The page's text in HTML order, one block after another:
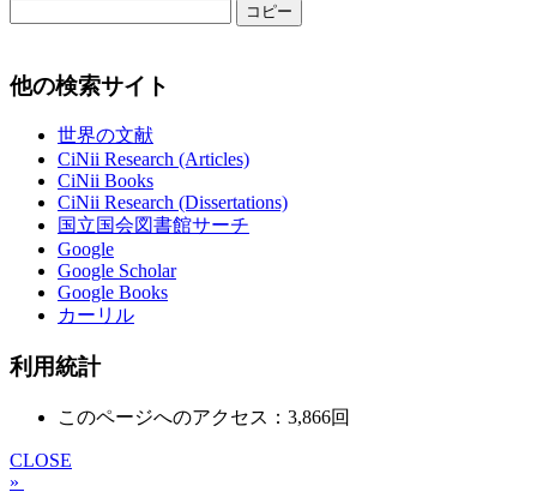
コピー
他の検索サイト
世界の文献
CiNii Research (Articles)
CiNii Books
CiNii Research (Dissertations)
国立国会図書館サーチ
Google
Google Scholar
Google Books
カーリル
利用統計
このページへのアクセス：3,866回
CLOSE
»